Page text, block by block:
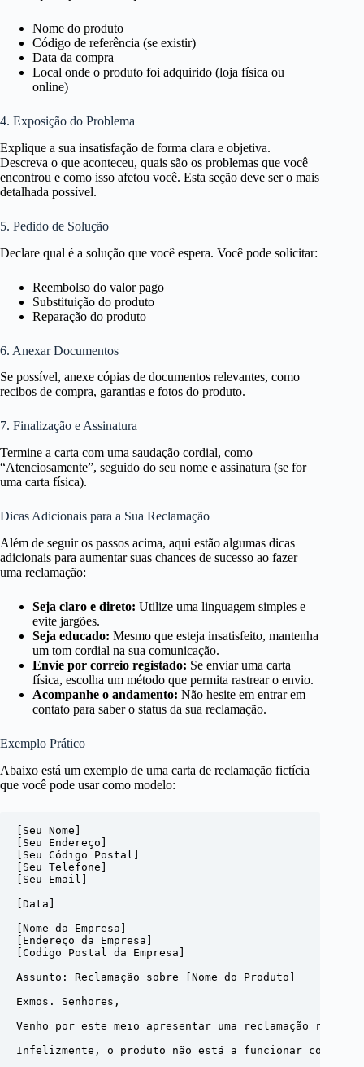
Nome do produto
Código de referência (se existir)
Data da compra
Local onde o produto foi adquirido (loja física ou
online)
4. Exposição do Problema
Explique a sua insatisfação de forma clara e objetiva.
Descreva o que aconteceu, quais são os problemas que você
encontrou e como isso afetou você. Esta seção deve ser o mais
detalhada possível.
5. Pedido de Solução
Declare qual é a solução que você espera. Você pode solicitar:
Reembolso do valor pago
Substituição do produto
Reparação do produto
6. Anexar Documentos
Se possível, anexe cópias de documentos relevantes, como
recibos de compra, garantias e fotos do produto.
7. Finalização e Assinatura
Termine a carta com uma saudação cordial, como
“Atenciosamente”, seguido do seu nome e assinatura (se for
uma carta física).
Dicas Adicionais para a Sua Reclamação
Além de seguir os passos acima, aqui estão algumas dicas
adicionais para aumentar suas chances de sucesso ao fazer
uma reclamação:
Seja claro e direto: Utilize uma linguagem simples e
evite jargões.
Seja educado: Mesmo que esteja insatisfeito, mantenha
um tom cordial na sua comunicação.
Envie por correio registado: Se enviar uma carta
física, escolha um método que permita rastrear o envio.
Acompanhe o andamento: Não hesite em entrar em
contato para saber o status da sua reclamação.
Exemplo Prático
Abaixo está um exemplo de uma carta de reclamação fictícia
que você pode usar como modelo:
[Seu Nome]
[Seu Endereço]
[Seu Código Postal]
[Seu Telefone]
[Seu Email]
[Data]
[Nome da Empresa]
[Endereço da Empresa]
[Codigo Postal da Empresa]
Assunto: Reclamação sobre [Nome do Produto]
Exmos. Senhores,
Venho por este meio apresentar uma reclamação
Infelizmente, o produto não está a funcionar como